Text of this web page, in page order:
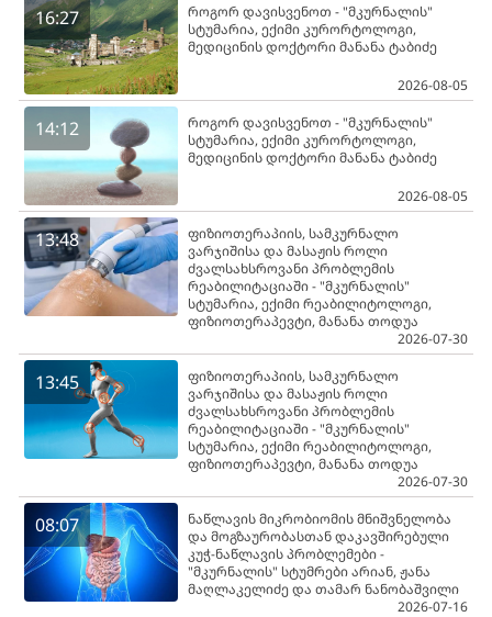
16:27
როგორ დავისვენოთ - "მკურნალის"
სტუმარია, ექიმი კურორტოლოგი,
მედიცინის დოქტორი მანანა ტაბიძე
2026-08-05
14:12
როგორ დავისვენოთ - "მკურნალის"
სტუმარია, ექიმი კურორტოლოგი,
მედიცინის დოქტორი მანანა ტაბიძე
2026-08-05
13:48
ფიზიოთერაპიის, სამკურნალო
ვარჯიშისა და მასაჟის როლი
ძვალსახსროვანი პრობლემის
რეაბილიტაციაში - "მკურნალის"
სტუმარია, ექიმი რეაბილიტოლოგი,
ფიზიოთერაპევტი, მანანა თოდუა
2026-07-30
13:45
ფიზიოთერაპიის, სამკურნალო
ვარჯიშისა და მასაჟის როლი
ძვალსახსროვანი პრობლემის
რეაბილიტაციაში - "მკურნალის"
სტუმარია, ექიმი რეაბილიტოლოგი,
ფიზიოთერაპევტი, მანანა თოდუა
2026-07-30
08:07
ნაწლავის მიკრობიომის მნიშვნელობა
და მოგზაურობასთან დაკავშირებული
კუჭ-ნაწლავის პრობლემები -
"მკურნალის" სტუმრები არიან, ჟანა
მაღლაკელიძე და თამარ ნანობაშვილი
2026-07-16